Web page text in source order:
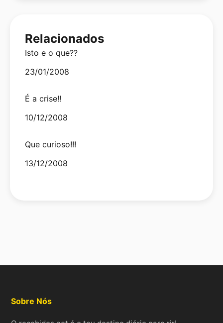
Relacionados
Isto e o que??
Date
23/01/2008
É a crise!!
Date
10/12/2008
Que curioso!!!
Date
13/12/2008
Sobre Nós